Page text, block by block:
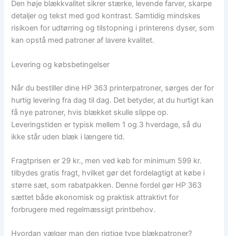
Den høje blækkvalitet sikrer stærke, levende farver, skarpe
detaljer og tekst med god kontrast. Samtidig mindskes
risikoen for udtørring og tilstopning i printerens dyser, som
kan opstå med patroner af lavere kvalitet.
Levering og købsbetingelser
Når du bestiller dine HP 363 printerpatroner, sørges der for
hurtig levering fra dag til dag. Det betyder, at du hurtigt kan
få nye patroner, hvis blækket skulle slippe op.
Leveringstiden er typisk mellem 1 og 3 hverdage, så du
ikke står uden blæk i længere tid.
Fragtprisen er 29 kr., men ved køb for minimum 599 kr.
tilbydes gratis fragt, hvilket gør det fordelagtigt at købe i
større sæt, som rabatpakken. Denne fordel gør HP 363
sættet både økonomisk og praktisk attraktivt for
forbrugere med regelmæssigt printbehov.
Hvordan vælger man den rigtige type blækpatroner?